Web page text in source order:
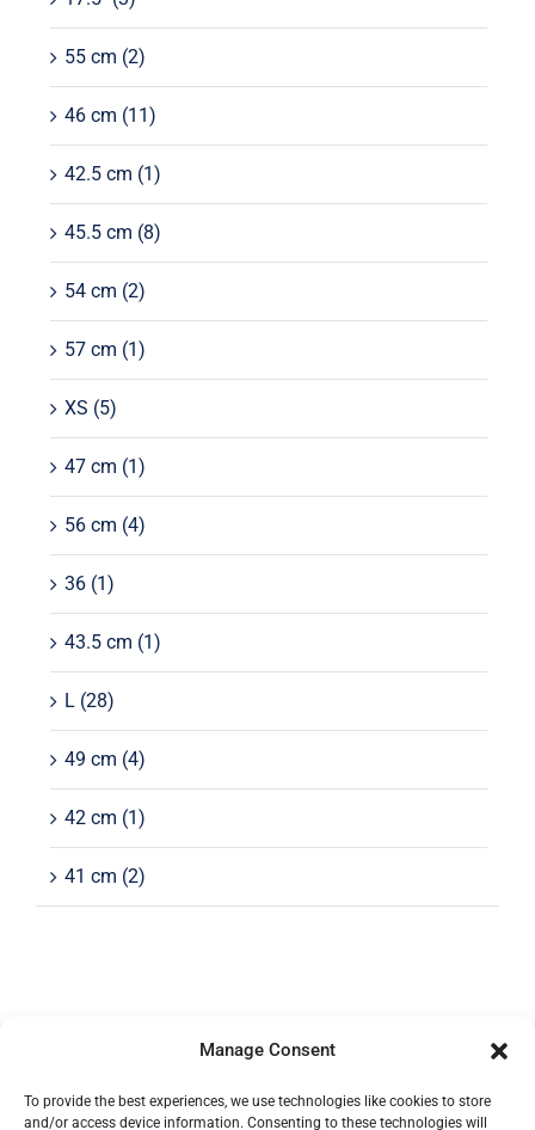
Manage Consent
To provide the best experiences, we use technologies like cookies to store
and/or access device information. Consenting to these technologies will
55 cm (2)
46 cm (11)
42.5 cm (1)
45.5 cm (8)
54 cm (2)
57 cm (1)
XS (5)
47 cm (1)
56 cm (4)
36 (1)
43.5 cm (1)
L (28)
49 cm (4)
42 cm (1)
41 cm (2)